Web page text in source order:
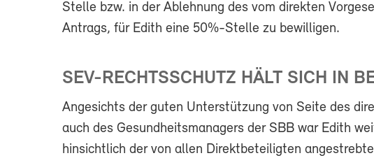
Stelle bzw. in der Ablehnung des vom direkten
Antrags, für Edith eine 50%-Stelle zu bewilligen.
SEV-RECHTSSCHUTZ HÄLT SICH IN
Angesichts der guten Unterstützung von Seite des
auch des Gesundheitsmanagers der SBB war Edith
hinsichtlich der von allen Direktbeteiligten